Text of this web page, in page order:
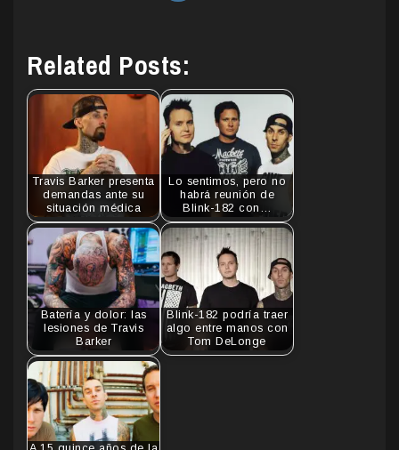
Related Posts:
Travis Barker presenta
demandas ante su
situación médica
Lo sentimos, pero no
habrá reunión de
Blink-182 con…
Batería y dolor: las
lesiones de Travis
Barker
Blink-182 podría traer
algo entre manos con
Tom DeLonge